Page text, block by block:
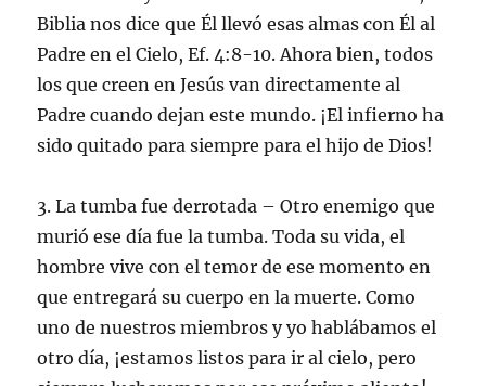
Biblia nos dice que Él llevó esas almas con Él al
Padre en el Cielo, Ef. 4:8-10. Ahora bien, todos
los que creen en Jesús van directamente al
Padre cuando dejan este mundo. ¡El infierno ha
sido quitado para siempre para el hijo de Dios!
3. La tumba fue derrotada – Otro enemigo que
murió ese día fue la tumba. Toda su vida, el
hombre vive con el temor de ese momento en
que entregará su cuerpo en la muerte. Como
uno de nuestros miembros y yo hablábamos el
otro día, ¡estamos listos para ir al cielo, pero